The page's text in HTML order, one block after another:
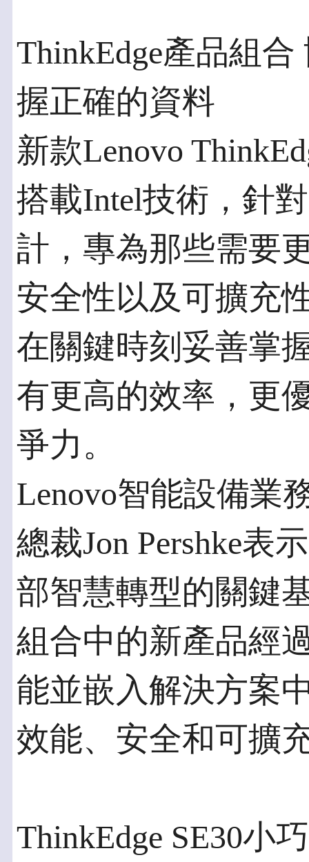
ThinkEdge產品組
握正確的資料
新款Lenovo
搭載Intel技術，針
計，專為那些需要
安全性以及可擴充
在關鍵時刻妥善掌
有更高的效率，更
爭力。
Lenovo智能設備業
總裁Jon Pershke表
部智慧轉型的關鍵
組合中的新產品經
能並嵌入解決方案
效能、安全和可擴
ThinkEdge SE30小